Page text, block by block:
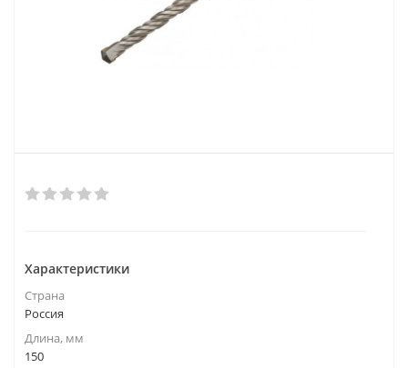
Характеристики
Страна
Россия
Длина, мм
150